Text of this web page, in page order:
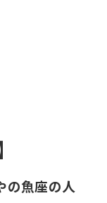
の魚座の人